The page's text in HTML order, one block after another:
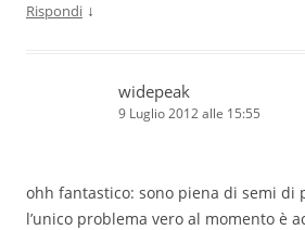
Rispondi ↓
widepeak
9 Luglio 2012 alle 15:55
ohh fantastico: sono piena di semi di
l’unico problema vero al momento è